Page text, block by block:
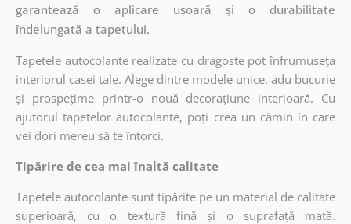
garantează o aplicare ușoară și o durabilitate
îndelungată a tapetului.
Tapetele autocolante realizate cu dragoste pot înfrumuseța
interiorul casei tale. Alege dintre modele unice, adu bucurie
și prospețime printr-o nouă decorațiune interioară. Cu
ajutorul tapetelor autocolante, poți crea un cămin în care
vei dori mereu să te întorci.
Tipărire de cea mai înaltă calitate
Tapetele autocolante sunt tipărite pe un material de calitate
superioară, cu o textură fină și o suprafață mată.